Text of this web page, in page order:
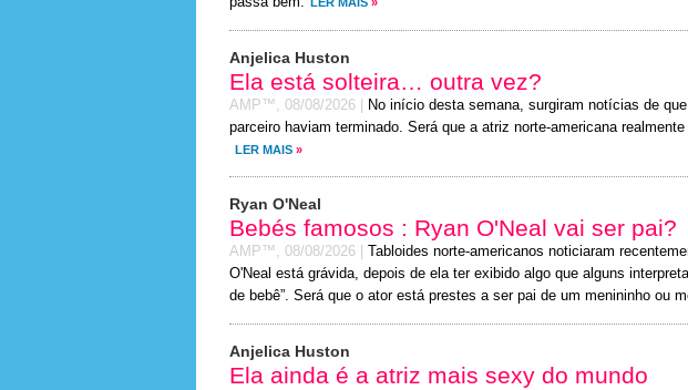
Anjelica Huston
Ela está solteira… outra vez?
AMP™, 08/08/2026
No início desta semana, surgiram notícias de
parceiro haviam terminado. Será que a atriz norte-americana
LER MAIS »
Ryan O'Neal
Bebés famosos : Ryan O'Neal vai ser pai?
AMP™, 08/08/2026
Tabloides norte-americanos noticiaram
O'Neal está grávida, depois de ela ter exibido algo que alguns
de bebê”. Será que o ator está prestes a ser pai de um menininho ou
Anjelica Huston
Ela ainda é a atriz mais sexy do mundo